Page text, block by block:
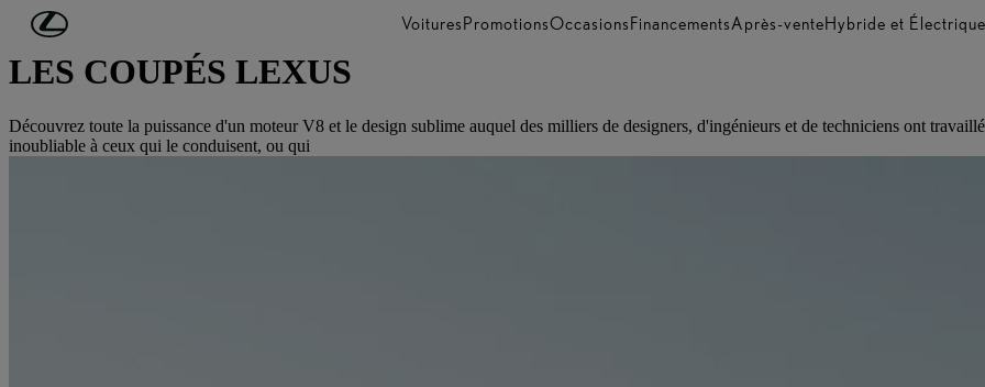
Passer au contenu principal VoituresPromotionsOccasionsFinancementsAprès-venteHybride et Électrique
LES COUPÉS LEXUS
Découvrez toute la puissance d'un moteur V8 et le design sublime auquel des milliers de designers, d'ingénieurs et de techniciens ont
inoubliable à ceux qui le conduisent, ou qui